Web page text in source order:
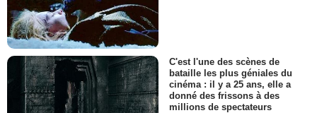
C'est l'une des scènes de
bataille les plus géniales du
cinéma : il y a 25 ans, elle a
donné des frissons à des
millions de spectateurs